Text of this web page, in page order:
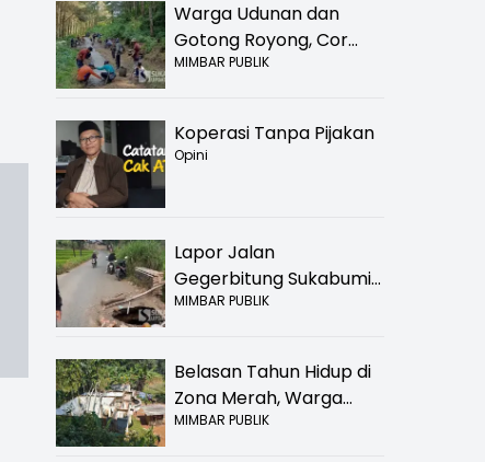
Warga Udunan dan
Gotong Royong, Cor
Jalan Hancur di
MIMBAR PUBLIK
Koperasi Tanpa Pijakan
Opini
Lapor Jalan
Gegerbitung Sukabumi
Bolong! Bahaya Bagi
MIMBAR PUBLIK
Belasan Tahun Hidup di
Zona Merah, Warga
Kampung Nangewer
MIMBAR PUBLIK